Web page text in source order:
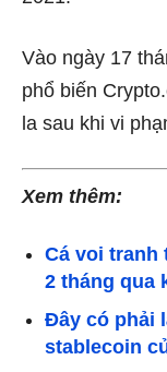
Vào ngày 17
phổ biến
la sau khi vi
Xem thêm:
Cá voi tranh
2 tháng qua
Đây có phải
stablecoin